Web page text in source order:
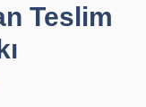
Teslim